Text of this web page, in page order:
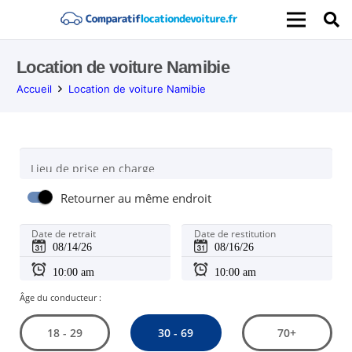
Location de voiture Namibie
Accueil Location de voiture Namibie
Lieu de prise en charge
Retourner au même endroit
Date de retrait Date de restitution
Âge du conducteur :
18 - 29 30 - 69 70+